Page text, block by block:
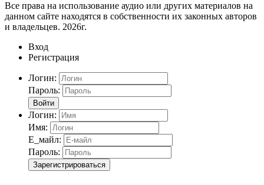
Все права на использование аудио или других материалов на
данном сайте находятся в собственности их законных авторов
и владельцев. 2026г.
Вход
Регистрация
Логин:
Пароль:
Войти
Логин:
Имя:
Е_майл:
Пароль:
Зарегистрироваться